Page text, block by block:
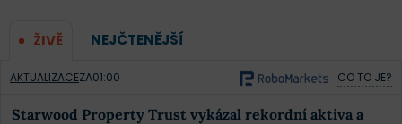
ŽIVĚ NEJČTENĚJŠÍ
AKTUALIZACEZA01:00 CO TO JE?
Starwood Property Trust vykázal rekordní aktiva a